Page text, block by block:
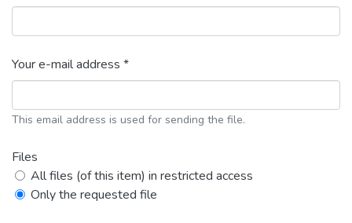
Your e-mail address *
This email address is used for sending the file.
Files
All files (of this item) in restricted access
Only the requested file